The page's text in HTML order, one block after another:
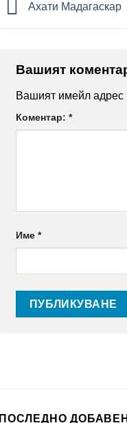
Ахати Мадагаскар
Вашият
Вашият имейл адрес
Коментар: *
Име *
ПОСЛЕДНО